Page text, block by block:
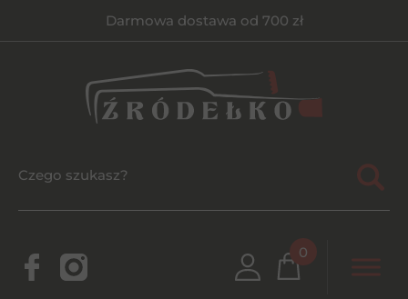
Darmowa dostawa od 700 zł
0